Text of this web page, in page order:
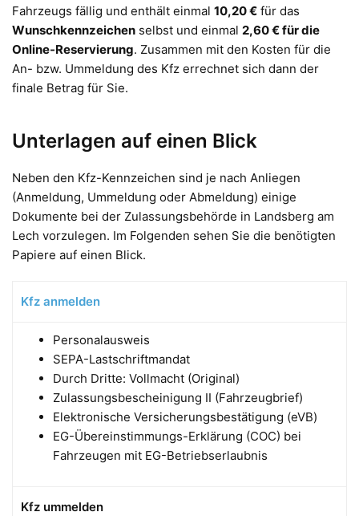
Fahrzeugs fällig und enthält einmal 10,20 € für das
Wunschkennzeichen selbst und einmal 2,60 € für die
Online-Reservierung. Zusammen mit den Kosten für die
An- bzw. Ummeldung des Kfz errechnet sich dann der
finale Betrag für Sie.
Unterlagen auf einen Blick
Neben den Kfz-Kennzeichen sind je nach Anliegen
(Anmeldung, Ummeldung oder Abmeldung) einige
Dokumente bei der Zulassungsbehörde in Landsberg am
Lech vorzulegen. Im Folgenden sehen Sie die benötigten
Papiere auf einen Blick.
Kfz anmelden
Personalausweis
SEPA-Lastschriftmandat
Durch Dritte: Vollmacht (Original)
Zulassungsbescheinigung II (Fahrzeugbrief)
Elektronische Versicherungsbestätigung (eVB)
EG-Übereinstimmungs-Erklärung (COC) bei
Fahrzeugen mit EG-Betriebserlaubnis
Kfz ummelden